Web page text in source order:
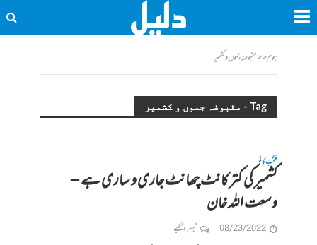
ہوم<<مقبوضہ جموں و کشمیر
Tag - مقبوضہ جموں و کشمیر
منتخب کالم
کشمیر کی کتر کانٹ چھانٹ جاری و ساری ہے –
وسعت اللہ خان
08/23/2022 تبصرہ لکھیے